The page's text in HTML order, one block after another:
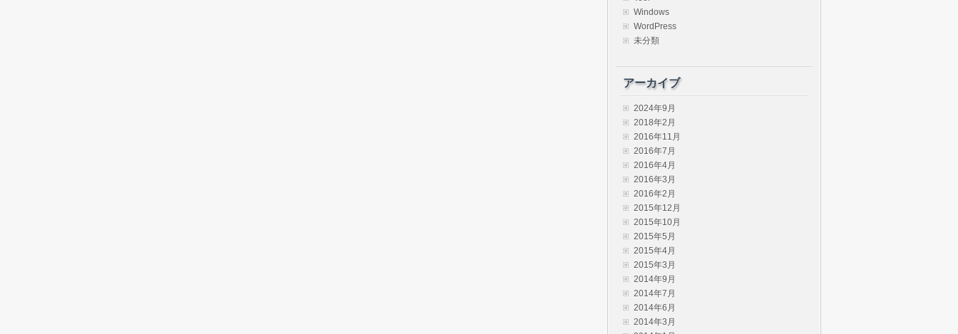
Windows
WordPress
未分類
アーカイブ
2024年9月
2018年2月
2016年11月
2016年7月
2016年4月
2016年3月
2016年2月
2015年12月
2015年10月
2015年5月
2015年4月
2015年3月
2014年9月
2014年7月
2014年6月
2014年3月